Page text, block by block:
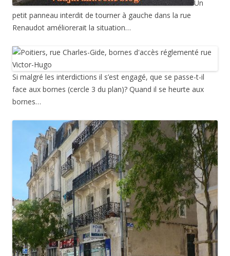
Un
petit panneau interdit de tourner à gauche dans la rue
Renaudot améliorerait la situation…
Si malgré les interdictions il s’est engagé, que se passe-t-il
face aux bornes (cercle 3 du plan)? Quand il se heurte aux
bornes…